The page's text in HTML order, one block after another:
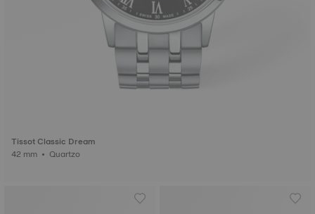
Tissot Classic Dream
42 mm • Quartzo